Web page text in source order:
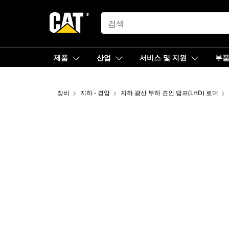
SEARCH
제품 산업 서비스 및 지원 부품
장비 지하 - 경암 지하 광산 부하 견인 덤프(LHD) 로더